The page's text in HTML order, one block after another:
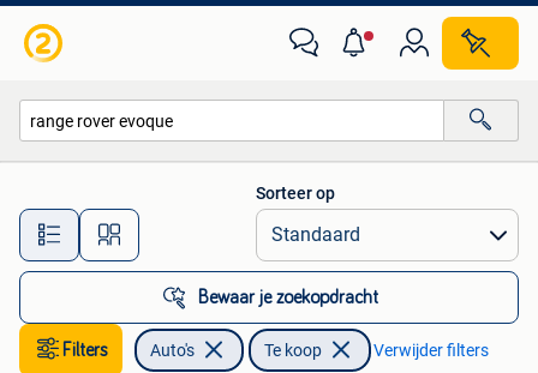
Alle afstanden…
Sorteer op
Bewaar je zoekopdracht
Filters Auto's Te koop Verwijder filters
Bewaren